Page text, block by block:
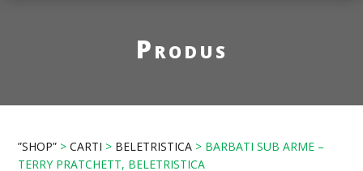
Produs
”SHOP” >CARTI > BELETRISTICA > BARBATI SUB ARME –
TERRY PRATCHETT, BELETRISTICA